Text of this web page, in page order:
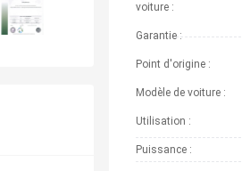
voiture :
Garantie :
Point d'origine :
Modèle de voiture :
Utilisation :
Puissance :